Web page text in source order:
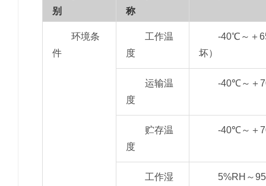
别
称
环境条
件
工作温
度
-40℃～＋
坏）
运输温
度
-40℃～＋
贮存温
度
-40℃～＋
工作湿
5%RH～